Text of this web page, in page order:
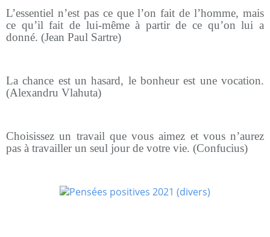
L’essentiel n’est pas ce que l’on fait de l’homme, mais
ce qu’il fait de lui-même à partir de ce qu’on lui a
donné. (Jean Paul Sartre)
La chance est un hasard, le bonheur est une vocation.
(Alexandru Vlahuta)
Choisissez un travail que vous aimez et vous n’aurez
pas à travailler un seul jour de votre vie. (Confucius)